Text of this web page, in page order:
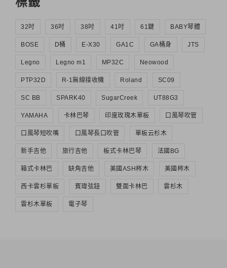
32吋 36吋 38吋 41吋 61鍵 BABY琴體
BOSE D桶 E-X30 GA1C GA桶身 JTS
Legno Legno m1 MP32C Neowood
PTP32D R-1無線接收機 Roland SC09
SC BB SPARK40 SugarCreek UT88G3
YAMAHA 卡林巴琴 印度玫瑰木單板 口風琴吹管
口風琴短吹嘴 口風琴長口吹管 單板云杉木
新手吉他 旅行吉他 板式卡林巴琴 法國BG
箱式卡林巴 缺角吉他 美國ASH梣木 美國梣木
西卡雲杉單板 賓瑋弦鈕 雙面卡林巴 雲杉木
雲杉木單板 電子琴